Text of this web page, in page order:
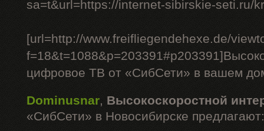
sa=t&url=https://internet-sibirskie-seti.ru/
[url=http://www.freifliegendehexe.de/
цифровое ТВ от «СибСети» в вашем
Dominusnar, Высокоскоростной
«СибСети» в Новосибирске предлагают: